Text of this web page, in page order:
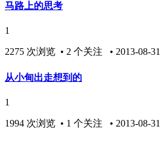
马路上的思考
1
2275 次浏览 • 2 个关注 • 2013-08-31
从小甸出走想到的
1
1994 次浏览 • 1 个关注 • 2013-08-31